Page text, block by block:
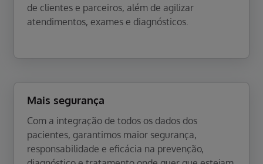
de clientes e parceiros, além de agilizar
atendimentos, exames e diagnósticos.
Mais segurança
Com a integração de todos os dados dos
pacientes, garantimos maior segurança,
responsabilidade e eficácia na prevenção,